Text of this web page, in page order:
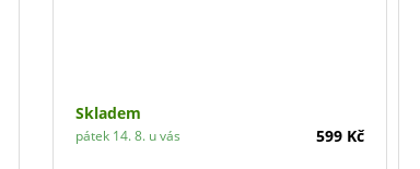
Skladem
pátek 14. 8. u vás 599 Kč